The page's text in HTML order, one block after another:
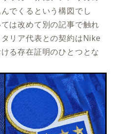
でくるという構図でし
は改めて別の記事で触れ
リア代表との契約はNike
る存在証明のひとつとな